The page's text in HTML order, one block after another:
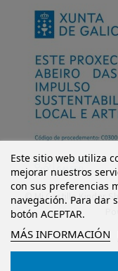
Este sitio web utiliza
mejorar nuestros
con sus preferencias
navegación. Para dar
botón ACEPTAR.
MÁS INFORMACIÓN
© Mi Castillo Kinder